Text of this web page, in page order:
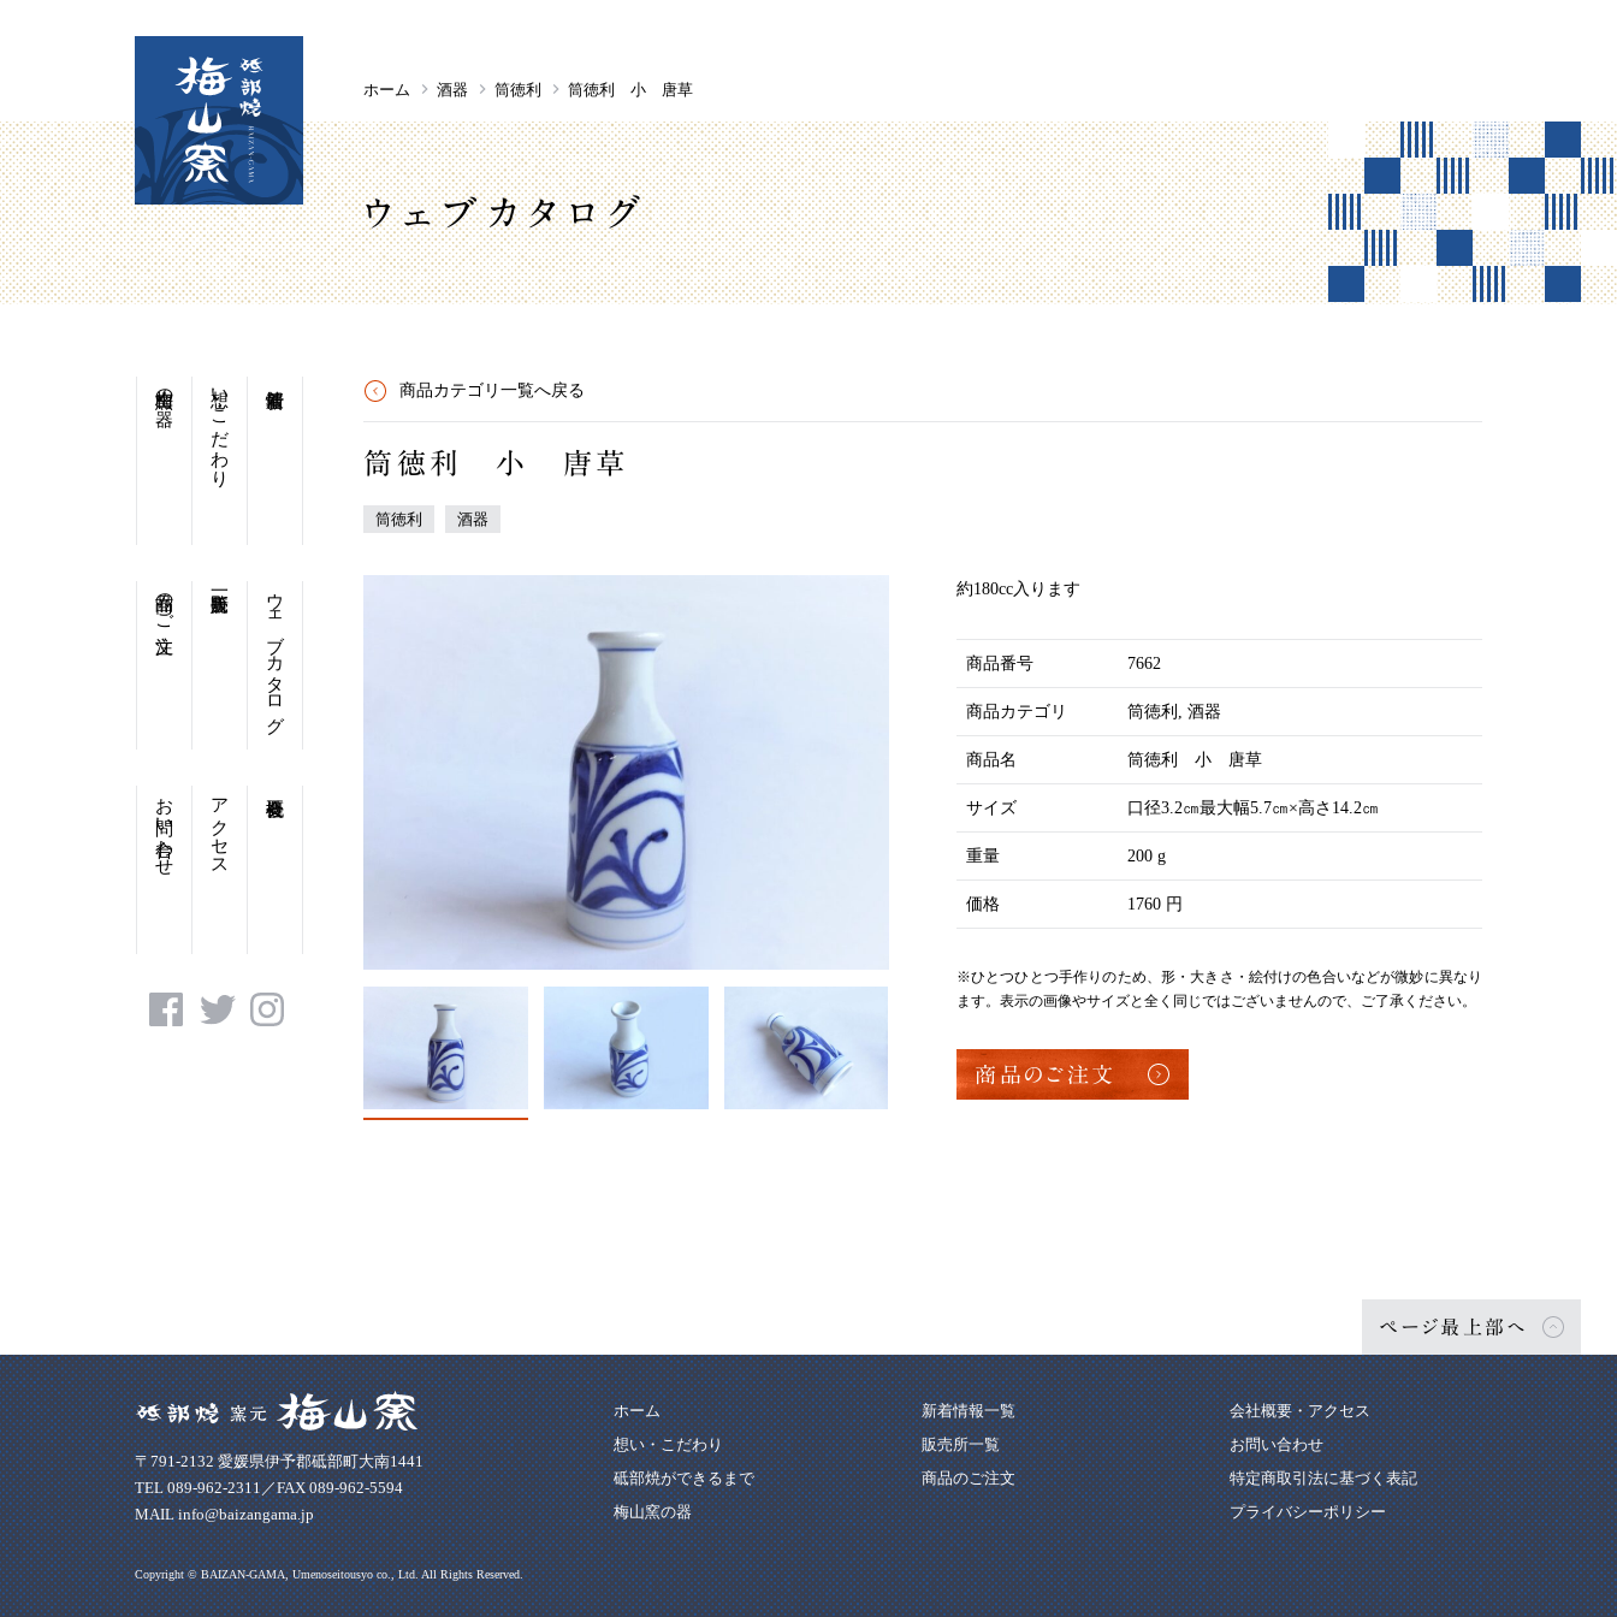
ホーム 酒器 筒徳利 筒徳利 小 唐草
ウェブカタログ
想い・こだわり
梅山窯の器
ウェブカタログ
商品のご注文
アクセス
お問い合わせ
商品カテゴリ一覧へ戻る
筒徳利 小 唐草
筒徳利 酒器
約180cc入ります
商品番号 7662
商品カテゴリ 筒徳利 酒器
商品名 筒徳利 小 唐草
サイズ 口径3.2㎝最大幅5.7㎝×高さ14.2㎝
重量 200 g
価格 1760 円
※ひとつひとつ手作りのため、形・大きさ・絵付けの色合いなどが微妙に異なり
ます。表示の画像やサイズと全く同じではございませんので、ご了承ください。
商品のご注文
ページ最上部へ
〒791-2132 愛媛県伊予郡砥部町大南1441
TEL 089-962-2311／FAX 089-962-5594
MAIL info@baizangama.jp
ホーム
想い・こだわり
砥部焼ができるまで
梅山窯の器
新着情報一覧
販売所一覧
商品のご注文
会社概要・アクセス
お問い合わせ
特定商取引法に基づく表記
プライバシーポリシー
Copyright © BAIZAN-GAMA, Umenoseitousyo co., Ltd. All Rights Reserved.